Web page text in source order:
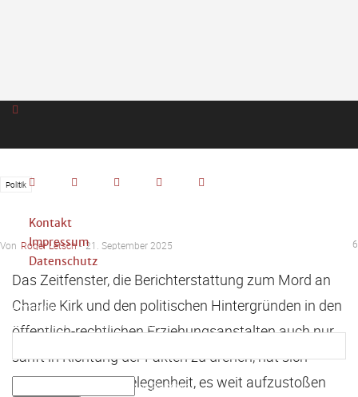
Kontakt
Impressum
Datenschutz
Anmelden
Herzlich willkommen! Melden Sie sich an
Ihr Passwort
Politik
Lost in Transformation
Von Roger Letsch- 21. September 2025 6
Das Zeitfenster, die Berichterstattung zum Mord an
Charlie Kirk und den politischen Hintergründen in den
öffentlich-rechtlichen Erziehungsanstalten auch nur
sanft in Richtung der Fakten zu drehen, hat sich
geschlossen. Die Gelegenheit, es weit aufzustoßen